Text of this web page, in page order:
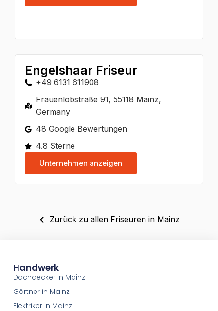
Engelshaar Friseur
+49 6131 611908
Frauenlobstraße 91, 55118 Mainz,
Germany
48 Google Bewertungen
4.8 Sterne
Unternehmen anzeigen
Zurück zu allen Friseuren in Mainz
Handwerk
Dachdecker in Mainz
Gärtner in Mainz
Elektriker in Mainz